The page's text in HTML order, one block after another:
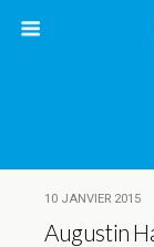
10 JANVIER 2015
Augustin